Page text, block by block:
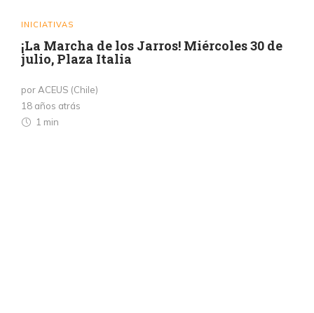
INICIATIVAS
¡La Marcha de los Jarros! Miércoles 30 de
julio, Plaza Italia
por ACEUS (Chile)
18 años atrás
1 min